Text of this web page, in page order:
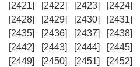
[2421]
[2422] [2423] [2424]
[2428]
[2429] [2430] [2431]
[2435]
[2436] [2437] [2438]
[2442]
[2443] [2444] [2445]
[2449]
[2450] [2451] [2452]